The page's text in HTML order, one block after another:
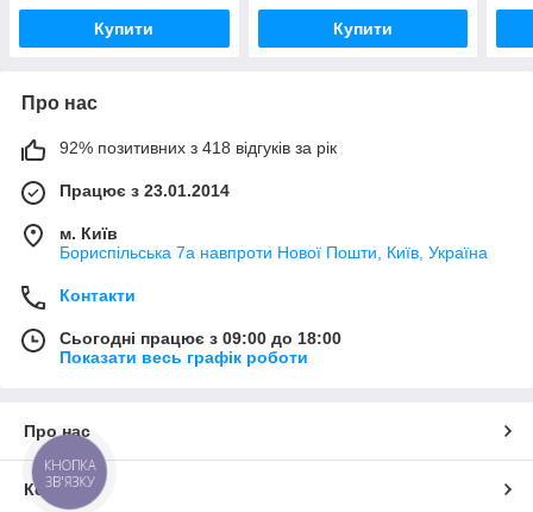
Купити Купити
Про нас
92% позитивних з 418 відгуків за рік
Працює з 23.01.2014
м. Київ
Бориспільська 7а навпроти Нової Пошти, Київ, Україна
Контакти
Сьогодні працює з 09:00 до 18:00
Показати весь графік роботи
Про нас
Контакти
КНОПКА
ЗВ'ЯЗКУ